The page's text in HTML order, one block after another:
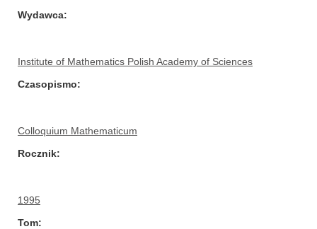
Wydawca
Institute of Mathematics Polish Academy of Sciences
Czasopismo
Colloquium Mathematicum
Rocznik
1995
Tom